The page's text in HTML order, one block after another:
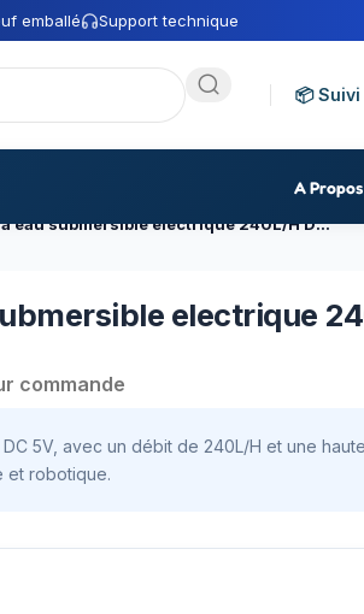
emballé Support technique
📦
A
Mini Pompe à eau submersible electrique 240L/H DC 5V 1M
electrique
commande
5V, avec un débit de 240L/H et une
et robotique.